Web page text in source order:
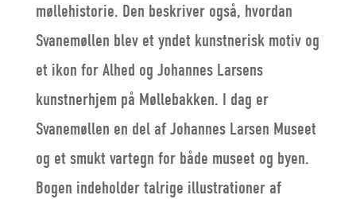
møllehistorie. Den beskriver også, hvordan
Svanemøllen blev et yndet kunstnerisk motiv og
et ikon for Alhed og Johannes Larsens
kunstnerhjem på Møllebakken. I dag er
Svanemøllen en del af Johannes Larsen Museet
og et smukt vartegn for både museet og byen.
Bogen indeholder talrige illustrationer af